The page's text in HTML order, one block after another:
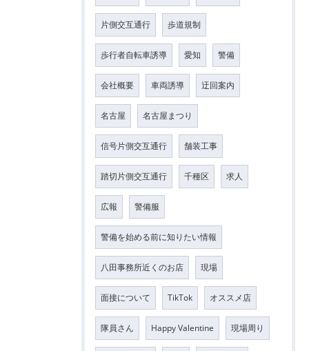
片側交互通行 歩道規制
歩行者自転車誘導 愛知 警備
会社概要 車両誘導 迂回案内
名古屋 名古屋まつり
信号片側交互通行 舗装工事
踏切片側交互通行 千種区 求人
広報 警備服
警備を始める前に知りたい情報
八田事務所近くのお店 現場
面接について TikTok オススメ店
隊員さん Happy Valentine 現場周り